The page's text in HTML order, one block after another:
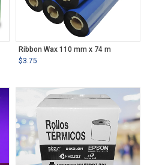
Ribbon Wax 110 mm x 74 m
$3.75